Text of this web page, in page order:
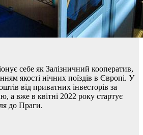
себе як Залізничний кооператив,
якості нічних поїздів в Європі. У
від приватних інвесторів за
а вже в квітні 2022 року стартує
до Праги.